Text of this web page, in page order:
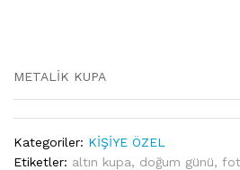
METALİK KUPA
Kategoriler: KİŞİYE ÖZEL
Etiketler: altın kupa, doğum günü,